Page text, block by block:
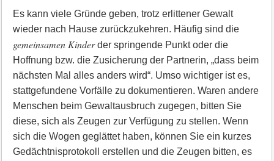
Es kann viele Gründe geben, trotz erlittener Gewalt
wieder nach Hause zurückzukehren. Häufig sind die
gemeinsamen Kinderder springende Punkt oder die
Hoffnung bzw. die Zusicherung der Partnerin, „dass beim
nächsten Mal alles anders wird“. Umso wichtiger ist es,
stattgefundene Vorfälle zu dokumentieren. Waren andere
Menschen beim Gewaltausbruch zugegen, bitten Sie
diese, sich als Zeugen zur Verfügung zu stellen. Wenn
sich die Wogen geglättet haben, können Sie ein kurzes
Gedächtnisprotokoll erstellen und die Zeugen bitten, es